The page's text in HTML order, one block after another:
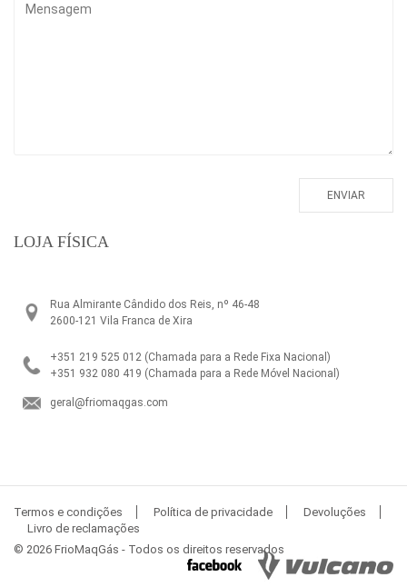
LOJA FÍSICA
Rua Almirante Cândido dos Reis, nº 46-48
2600-121 Vila Franca de Xira
+351 219 525 012 (Chamada para a Rede Fixa Nacional)
+351 932 080 419 (Chamada para a Rede Móvel Nacional)
geral@friomaqgas.com
Termos e condições Política de privacidade
Devoluções
Livro de reclamações
© 2026 FrioMaqGás - Todos os direitos reservados